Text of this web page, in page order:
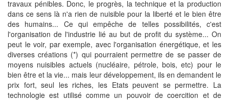
travaux pénibles. Donc, le progrès, la technique et la production
dans ce sens là n'a rien de nuisible pour la liberté et le bien être
des humains... Ce qui empêche de telles possibilités, c'est
l'organisation de l'industrie lié au but de profit du système... On
peut le voir, par exemple, avec l'organisation énergétique, et les
diverses créations (*) qui pourraient permettre de se passer de
moyens nuisibles actuels (nucléaire, pétrole, bois, etc) pour le
bien être et la vie... mais leur développement, ils en demandent le
prix fort, seul les riches, les Etats peuvent se permettre. La
technologie est utilisé comme un pouvoir de coercition et de